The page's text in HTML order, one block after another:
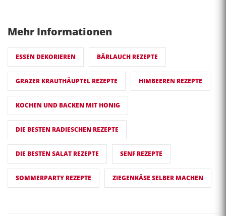
Mehr Informationen
ESSEN DEKORIEREN BÄRLAUCH REZEPTE
GRAZER KRAUTHÄUPTEL REZEPTE HIMBEEREN REZEPTE
KOCHEN UND BACKEN MIT HONIG
DIE BESTEN RADIESCHEN REZEPTE
DIE BESTEN SALAT REZEPTE SENF REZEPTE
SOMMERPARTY REZEPTE ZIEGENKÄSE SELBER MACHEN